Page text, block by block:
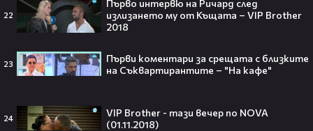
22
Първо интервю на Ричард след
излизането му от Къщата – VIP Brother
2018
23
Първи коментари за срещата с близките
на Съквартирантите – "На кафе"
24
VIP Brother - тази вечер по NOVA
(01.11.2018)
свят! Кристиано Роналдо се жени!
💍🍾
Решението ѝ шокира всички!😯💥